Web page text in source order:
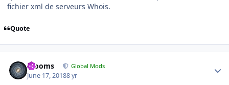
fichier xml de serveurs Whois.
Quote
mooms Global Mods
June 17, 20188 yr